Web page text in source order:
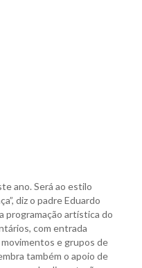
ano. Será ao estilo
diz o padre Eduardo
programação artística do
com entrada
e grupos de
também o apoio de